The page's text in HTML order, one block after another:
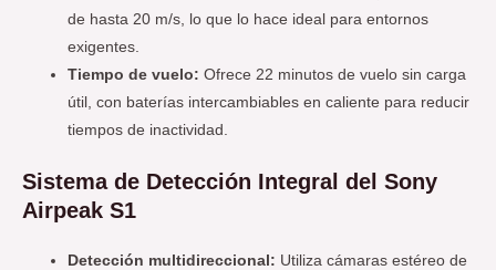
de hasta 20 m/s, lo que lo hace ideal para entornos
exigentes.
Tiempo de vuelo: Ofrece 22 minutos de vuelo sin carga
útil, con baterías intercambiables en caliente para reducir
tiempos de inactividad.
Sistema de Detección Integral del Sony
Airpeak S1
Detección multidireccional: Utiliza cámaras estéreo de